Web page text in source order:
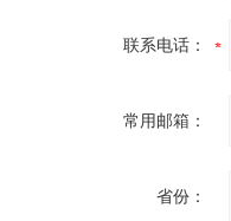
联系电话：
常用邮箱：
省份：